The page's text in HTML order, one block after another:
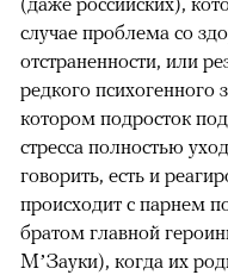
случае проблема со
отстраненности, или
редкого психогенного
котором подросток
стресса полностью
говорить, есть и
происходит с парнем
братом главной
М’Зауки), когда их